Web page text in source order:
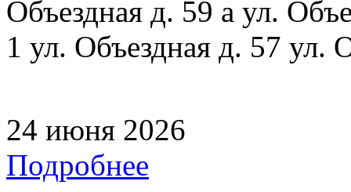
Объездная д. 59 а ул.
1 ул. Объездная д. 57 ул.
24 июня 2026
Подробнее